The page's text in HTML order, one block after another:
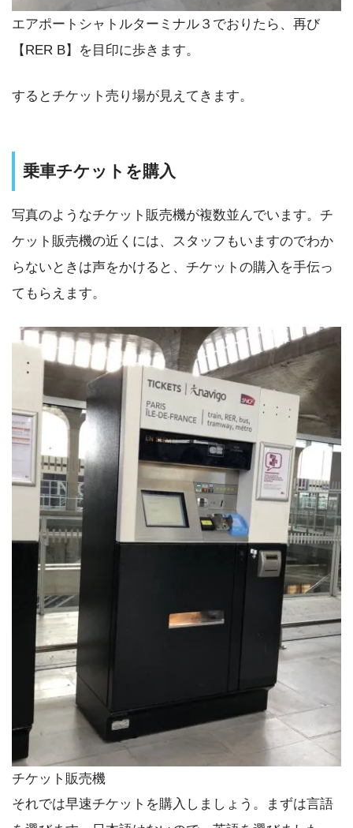
エアポートシャトルターミナル３でおりたら、再び
【RER B】を目印に歩きます。
するとチケット売り場が見えてきます。
乗車チケットを購入
写真のようなチケット販売機が複数並んでいます。チ
ケット販売機の近くには、スタッフもいますのでわか
らないときは声をかけると、チケットの購入を手伝っ
てもらえます。
チケット販売機
それでは早速チケットを購入しましょう。まずは言語